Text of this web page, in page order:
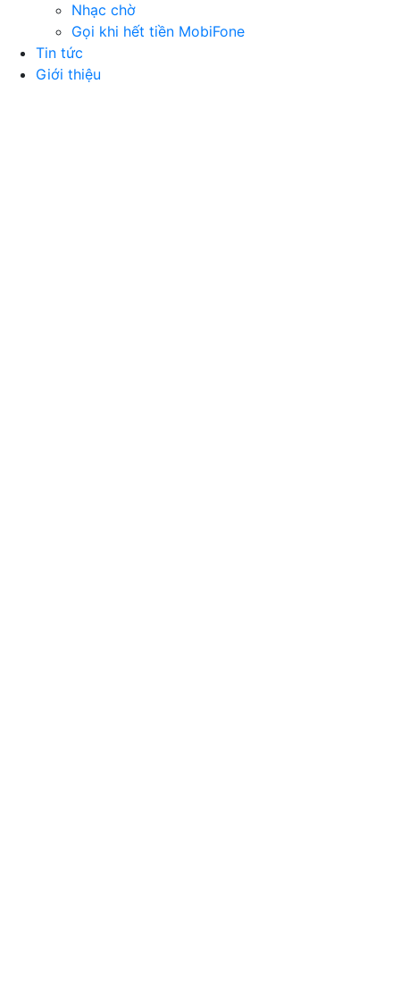
Nhạc chờ
Gọi khi hết tiền MobiFone
Tin tức
Giới thiệu